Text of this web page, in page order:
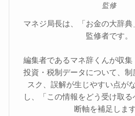
監修
マネジ局長は、「お金の大辞典
監修者です。
編集者であるマネ辞くんが収集
投資・税制データについて、制
スク、誤解が生じやすい点が
し、「この情報をどう受け取る
断軸を補足します